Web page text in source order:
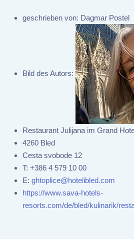
geschrieben von: Dagmar Postel
Bild des Autors:
Restaurant Julijana im Grand
4260 Bled
Cesta svobode 12
T: +386 4 579 10 00
E: ghtoplice@hotelibled.com
https://www.sava-hotels-
resorts.com/de/bled/kulinarik/